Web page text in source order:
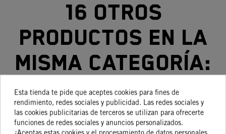
16 otros
productos en la
misma categoría:
-15% -15% -15% -15%
Esta tienda te pide que aceptes cookies para fines de
rendimiento, redes sociales y publicidad. Las redes sociales y
las cookies publicitarias de terceros se utilizan para ofrecerte
funciones de redes sociales y anuncios personalizados.